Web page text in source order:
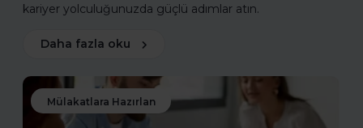
kariyer yolculuğunuzda güçlü adımlar atın.
Daha fazla oku
Mülakatlara Hazırlan